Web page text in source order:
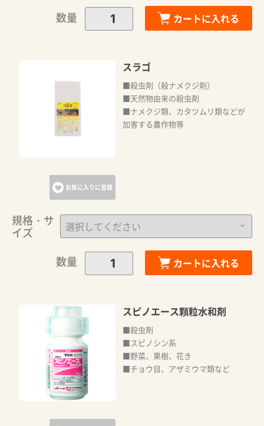
数量
カートに入れる
お気に入りに登録
スラゴ
■殺虫剤（殺ナメクジ剤）
■天然物由来の殺虫剤
■ナメクジ類、カタツムリ類などが
加害する農作物等
規格・サ
イズ
数量
カートに入れる
スピノエース顆粒水和剤
■殺虫剤
■スピノシン系
■野菜、果樹、花き
■チョウ目、アザミウマ類など
カートに追加しました。
お買い物を続ける